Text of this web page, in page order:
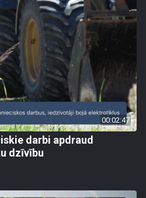
00:02:47
darbi apdraud
dzīvību